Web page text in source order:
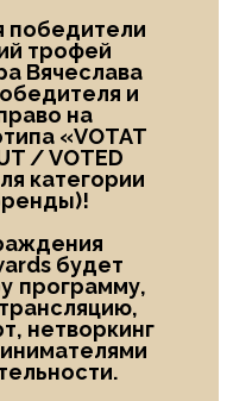
победители
трофей
Вячеслава
и
на
«VOTAT
/VOTED
категории
будет
программу,
нетворкинг